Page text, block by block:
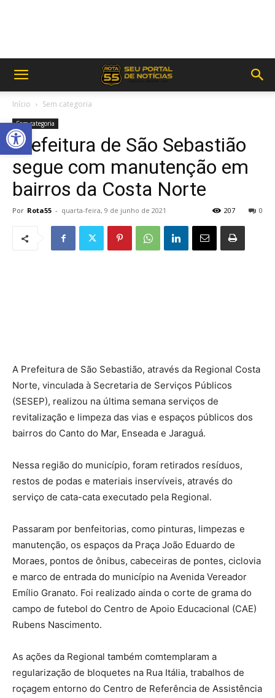
Abrir a barra de ferramentas
Início Sem categoria
Sem categoria
Prefeitura de São Sebastião
segue com manutenção em
bairros da Costa Norte
Por Rota55 - quarta-feira, 9 de junho de 2021 0
207
A Prefeitura de São Sebastião, através da Regional Costa
Norte, vinculada à Secretaria de Serviços Públicos
(SESEP), realizou na última semana serviços de
revitalização e limpeza das vias e espaços públicos dos
bairros do Canto do Mar, Enseada e Jaraguá.
Nessa região do município, foram retirados resíduos,
restos de podas e materiais inservíveis, através do
serviço de cata-cata executado pela Regional.
Passaram por benfeitorias, como pinturas, limpezas e
manutenção, os espaços da Praça João Eduardo de
Moraes, pontos de ônibus, cabeceiras de pontes, ciclovia
e marco de entrada do município na Avenida Vereador
Emílio Granato. Foi realizado ainda o corte de grama do
campo de futebol do Centro de Apoio Educacional (CAE)
Rubens Nascimento.
As ações da Regional também comtemplaram a
regularização de bloquetes na Rua Itália, trabalhos de
roçagem entorno do Centro de Referência de Assistência